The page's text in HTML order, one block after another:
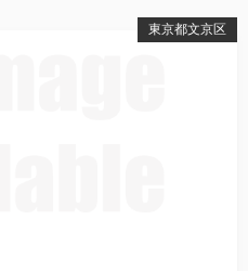
東京都文京区